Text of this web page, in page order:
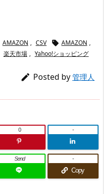
AMAZON , CSV  AMAZON ,
楽天市場 , Yahoo!ショッピング
 Posted by 管理人
0 -
Send
Copy
-